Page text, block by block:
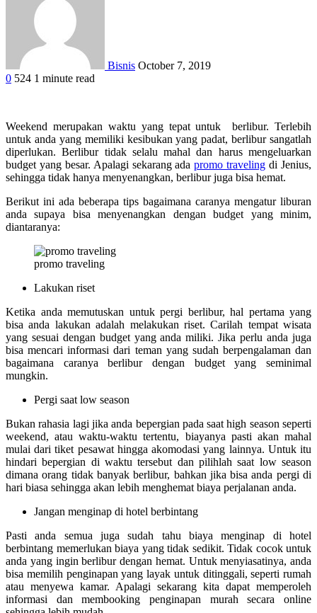
Bisnis October 7, 2019
0 524 1 minute read
Weekend merupakan waktu yang tepat untuk berlibur. Terlebih
untuk anda yang memiliki kesibukan yang padat, berlibur sangatlah
diperlukan. Berlibur tidak selalu mahal dan harus mengeluarkan
budget yang besar. Apalagi sekarang adapromo traveling di Jenius,
sehingga tidak hanya menyenangkan, berlibur juga bisa hemat.
Berikut ini ada beberapa tips bagaimana caranya mengatur liburan
anda supaya bisa menyenangkan dengan budget yang minim,
diantaranya:
promo traveling
Lakukan riset
Ketika anda memutuskan untuk pergi berlibur, hal pertama yang
bisa anda lakukan adalah melakukan riset. Carilah tempat wisata
yang sesuai dengan budget yang anda miliki. Jika perlu anda juga
bisa mencari informasi dari teman yang sudah berpengalaman dan
bagaimana caranya berlibur dengan budget yang seminimal
mungkin.
Pergi saat low season
Bukan rahasia lagi jika anda bepergian pada saat high season seperti
weekend, atau waktu-waktu tertentu, biayanya pasti akan mahal
mulai dari tiket pesawat hingga akomodasi yang lainnya. Untuk itu
hindari bepergian di waktu tersebut dan pilihlah saat low season
dimana orang tidak banyak berlibur, bahkan jika bisa anda pergi di
hari biasa sehingga akan lebih menghemat biaya perjalanan anda.
Jangan menginap di hotel berbintang
Pasti anda semua juga sudah tahu biaya menginap di hotel
berbintang memerlukan biaya yang tidak sedikit. Tidak cocok untuk
anda yang ingin berlibur dengan hemat. Untuk menyiasatinya, anda
bisa memilih penginapan yang layak untuk ditinggali, seperti rumah
atau menyewa kamar. Apalagi sekarang kita dapat memperoleh
informasi dan membooking penginapan murah secara online